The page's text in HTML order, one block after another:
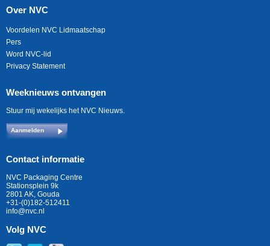
Over NVC
Voordelen NVC Lidmaatschap
Pers
Word NVC-lid
Privacy Statement
Weeknieuws ontvangen
Stuur mij wekelijks het NVC Nieuws.
Aanmelden
Contact informatie
NVC Packaging Centre
Stationsplein 9k
2801 AK, Gouda
+31-(0)182-512411
info@nvc.nl
Volg NVC